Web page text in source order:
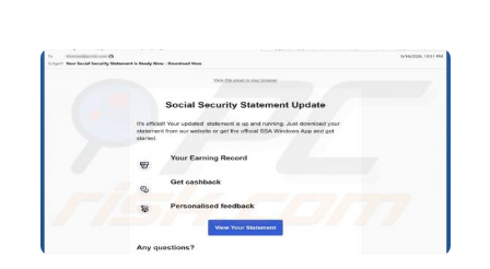
solicitados. Las víctima